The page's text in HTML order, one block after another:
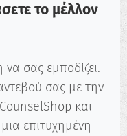
το μέλλον
σας εμποδίζει.
σας με την
και
επιτυχημένη